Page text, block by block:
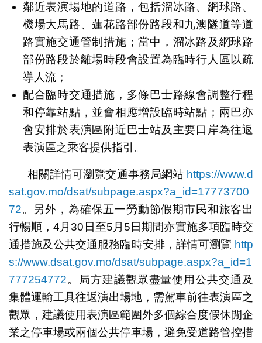
鄰近表演場地的道路，包括溜冰路、網球路、
機場大馬路、蓮花路部份路段和九澳隧道等道
路實施交通管制措施；當中，溜冰路及網球路
部份路段於離場時段會設置為臨時行人區以疏
導人流；
配合臨時交通措施，多條巴士路線會調整行程
和停靠站點，並會相應增設臨時站點；兩巴亦
會安排於表演區附近巴士站及主要口岸為往返
表演區之乘客提供指引。
相關詳情可瀏覽交通事務局網站 https://www.d
sat.gov.mo/dsat/subpage.aspx?a_id=17773700
72。另外，為確保五一勞動節假期市民和旅客出
行暢順，4月30日至5月5日期間亦實施多項臨時交
通措施及公共交通服務臨時安排，詳情可瀏覽 http
s://www.dsat.gov.mo/dsat/subpage.aspx?a_id=1
777254772。局方建議觀眾盡量使用公共交通及
集體運輸工具往返演出場地，需駕車前往表演區之
觀眾，建議使用表演區範圍外多個綜合度假休閒企
業之停車場或兩個公共停車場，避免受道路管控措